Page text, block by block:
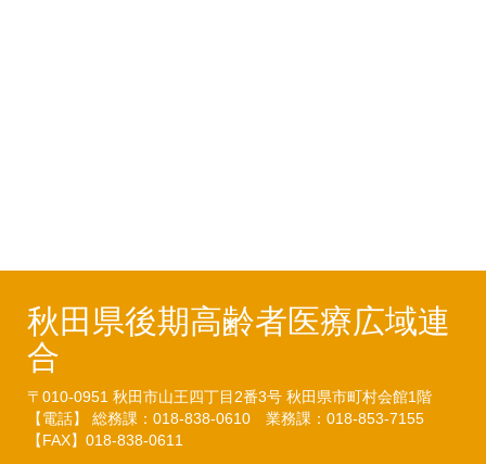
秋田県後期高齢者医療広域連
合
〒010-0951 秋田市山王四丁目2番3号 秋田県市町村会館1階
【電話】 総務課：018-838-0610 業務課：018-853-7155
【FAX】018-838-0611